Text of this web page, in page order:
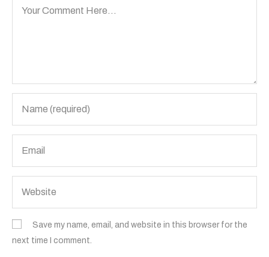
Save my name, email, and website in this browser for the
next time I comment.